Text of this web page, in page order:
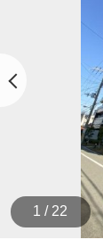
1 / 22